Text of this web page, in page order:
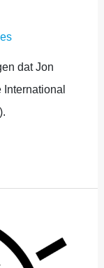
dat Jon